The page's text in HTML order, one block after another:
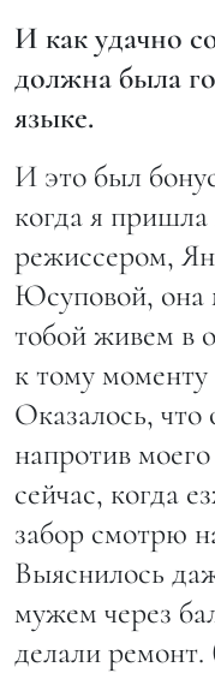
И как удачно
должна была
языке.
И это был
когда я пришла
режиссером,
Юсуповой, она
тобой живем в
к тому моменту
Оказалось,
напротив
сейчас, когда
забор смотрю
Выяснилось
мужем через
делали ремонт.